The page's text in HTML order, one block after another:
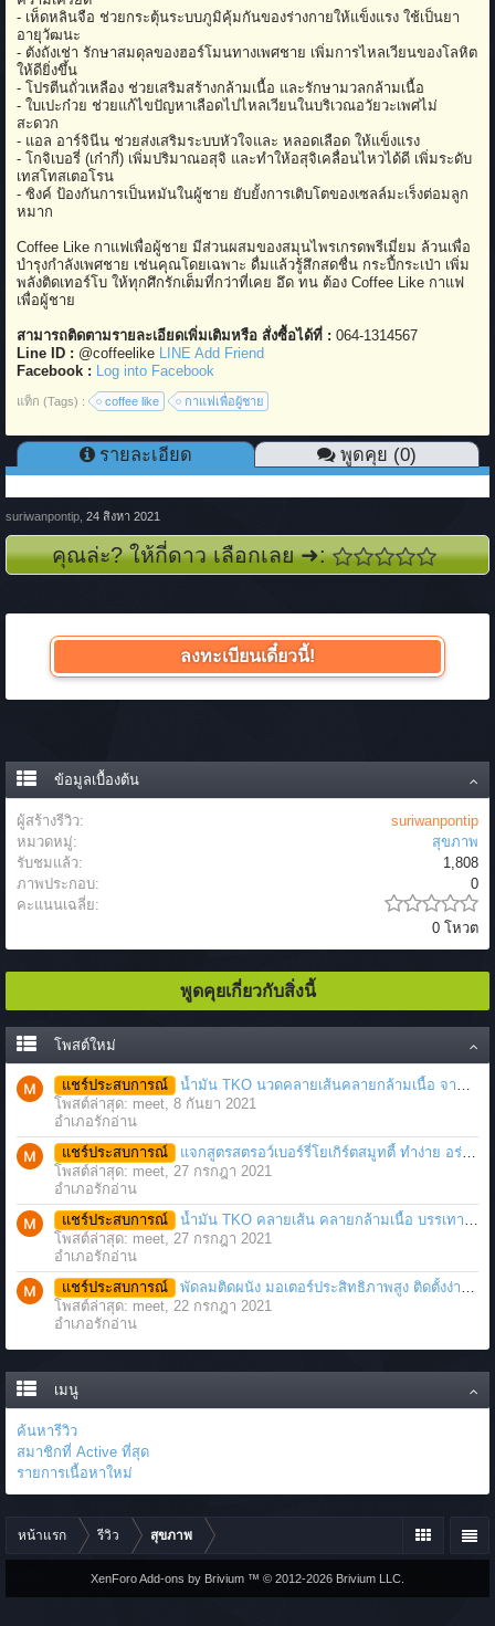
- เห็ดหลินจือ ช่วยกระตุ้นระบบภูมิคุ้มกันของร่างกายให้แข็งแรง ใช้เป็นยา
อายุวัฒนะ
- ตังถังเช่า รักษาสมดุลของฮอร์โมนทางเพศชาย เพิ่มการไหลเวียนของโลหิต
ให้ดียิ่งขึ้น
- โปรตีนถั่วเหลือง ช่วยเสริมสร้างกล้ามเนื้อ และรักษามวลกล้ามเนื้อ
- ใบเปะก๋วย ช่วยแก้ไขปัญหาเลือดไปไหลเวียนในบริเวณอวัยวะเพศไม่
สะดวก
- แอล อาร์จินีน ช่วยส่งเสริมระบบหัวใจและ หลอดเลือด ให้แข็งแรง
- โกจิเบอรี่ (เก๋ากี่) เพิ่มปริมาณอสุจิ และทำให้อสุจิเคลื่อนไหวได้ดี เพิ่มระดับ
เทสโทสเตอโรน
- ซิงค์ ป้องกันการเป็นหมันในผู้ชาย ยับยั้งการเติบโตของเซลล์มะเร็งต่อมลูก
หมาก
Coffee Like กาแฟเพื่อผู้ชาย มีส่วนผสมของสมุนไพรเกรดพรีเมี่ยม ล้วนเพื่อ
บำรุงกำลังเพศชาย เช่นคุณโดยเฉพาะ ดื่มแล้วรู้สึกสดชื่น กระปี้กระเป่า เพิ่ม
พลังติดเทอร์โบ ให้ทุกศึกรักเต็มที่กว่าที่เคย อึด ทน ต้อง Coffee Like กาแฟ
เพื่อผู้ชาย
สามารถติดตามรายละเอียดเพิ่มเติมหรือ สั่งซื้อได้ที่ : 064-1314567
Line ID : @coffeelike LINE Add Friend
Facebook : Log into Facebook
แท็ก (Tags) : coffee like กาแฟเพื่อผู้ชาย
รายละเอียด พูดคุย (0)
suriwanpontip 24 สิงหา 2021
คุณล่ะ? ให้กี่ดาว เลือกเลย ➜:
ลงทะเบียนเดี๋ยวนี้!
ข้อมูลเบื้องต้น
ผู้สร้างรีวิว:
suriwanpontip
หมวดหมู่:
สุขภาพ
รับชมแล้ว:
1,808
ภาพประกอบ:
0
คะแนนเฉลี่ย:
0 โหวต
พูดคุยเกี่ยวกับสิ่งนี้
โพสต์ใหม่
แชร์ประสบการณ์
น้ำมัน TKO นวดคลายเส้นคลายกล้ามเนื้อ จากภาวะตึงหรือเคล็ด บาดเจ็บ ได้อย่างฉับพลัน
โพสต์ล่าสุด: meet, 8 กันยา 2021
อำเภอรักอ่าน
แชร์ประสบการณ์
แจกสูตรสตรอว์เบอร์รี่โยเกิร์ตสมูทตี้ ทำง่าย อร่อย แค่มีเครื่องปั่นน้ำผลไม้
โพสต์ล่าสุด: meet, 27 กรกฎา 2021
อำเภอรักอ่าน
แชร์ประสบการณ์
น้ำมัน TKO คลายเส้น คลายกล้ามเนื้อ บรรเทาอาการบาดเจ็บโดยฉับพลัน
โพสต์ล่าสุด: meet, 27 กรกฎา 2021
อำเภอรักอ่าน
แชร์ประสบการณ์
พัดลมติดผนัง มอเตอร์ประสิทธิภาพสูง ติดตั้งง่าย ประหยัดพื้นที่
โพสต์ล่าสุด: meet, 22 กรกฎา 2021
อำเภอรักอ่าน
เมนู
ค้นหารีวิว
สมาชิกที่ Active ที่สุด
รายการเนื้อหาใหม่
หน้าแรก รีวิว สุขภาพ
XenForo Add-ons by Brivium ™ © 2012-2026 Brivium LLC.